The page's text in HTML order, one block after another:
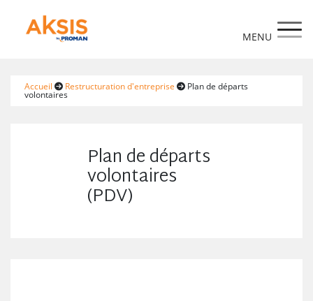
Accueil Restructuration d'entreprise Plan de départs
volontaires
Plan de départs
volontaires
(PDV)